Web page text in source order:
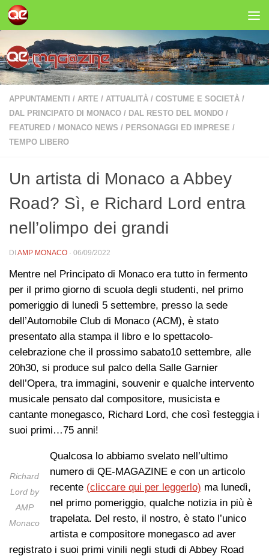
Salta al contenuto
APPUNTAMENTI / ARTE / ATTUALITÀ / COSTUME E SOCIETÀ /
DAL PRINCIPATO DI MONACO / DAL RESTO DEL MONDO /
FEATURED / MONACO NEWS / PERSONAGGI ED IMPRESE /
TEMPO LIBERO
Un artista di Monaco a Abbey
Road? Sì, e Richard Lord entra
nell’olimpo dei grandi
DI AMP MONACO · 06/09/2022
Mentre nel Principato di Monaco era tutto in fermento
per il primo giorno di scuola degli studenti, nel primo
pomeriggio di lunedì 5 settembre, presso la sede
dell’Automobile Club di Monaco (ACM), è stato
presentato alla stampa il libro e lo spettacolo-
celebrazione che il prossimo sabato10 settembre, alle
20h30, si produce sul palco della Salle Garnier
dell’Opera, tra immagini, souvenir e qualche intervento
musicale pensato dal compositore, musicista e
cantante monegasco, Richard Lord, che così festeggia i
suoi primi…75 anni!
Richard
Lord by
AMP
Monaco
Qualcosa lo abbiamo svelato nell’ultimo
numero di QE-MAGAZINE e con un articolo
recente (cliccare qui per leggerlo) ma lunedì,
nel primo pomeriggio, qualche notizia in più è
trapelata. Del resto, il nostro, è stato l’unico
artista e compositore monegasco ad aver
registrato i suoi primi vinili negli studi di Abbey Road